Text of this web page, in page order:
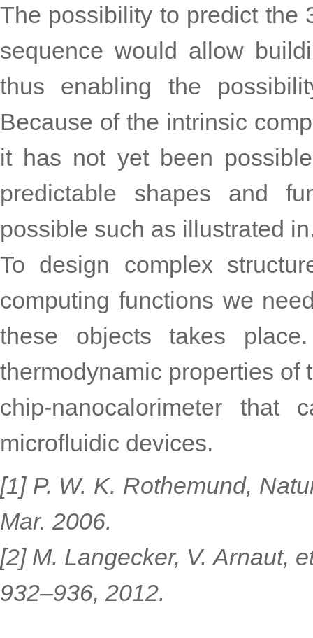
The possibility to predict the
sequence would allow
thus enabling the
Because of the intrinsic
it has not yet been
predictable shapes and
possible such as illustrated
To design complex
computing functions we
these objects takes
thermodynamic properties of
chip-nanocalorimeter that
microfluidic devices.
[1] P. W. K. Rothemund,
Mar. 2006.
[2] M. Langecker, V. Arnaut,
932–936, 2012.